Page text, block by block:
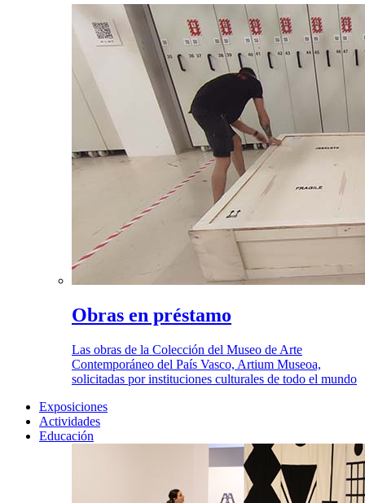
Obras en préstamo
Las obras de la Colección del Museo de Arte
Contemporáneo del País Vasco, Artium Museoa,
solicitadas por instituciones culturales de todo el mundo
Exposiciones
Actividades
Educación